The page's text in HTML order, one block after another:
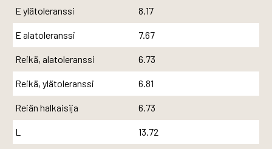
E ylätoleranssi 8.17
E alatoleranssi 7.67
Reikä, alatoleranssi 6.73
Reikä, ylätoleranssi 6.81
Reiän halkaisija 6.73
L 13.72